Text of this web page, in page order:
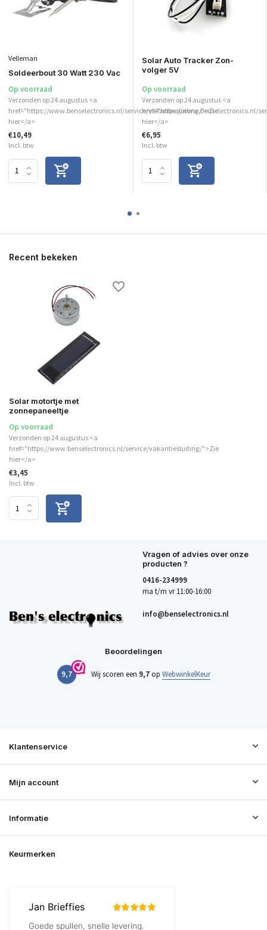
Velleman
Soldeerbout 30 Watt 230 Vac
Op voorraad
Verzonden op 24 augustus <a
href="https://www.benselectronics.nl/service/vakantiesluiting/">Zie
hier</a>
€10,49
Incl. btw
Solar Auto Tracker Zon-
volger 5V
Op voorraad
Verzonden op 24 augustus <a
href="https://www.benselectronics.nl/
hier</a>
€6,95
Incl. btw
Recent bekeken
Solar motortje met
zonnepaneeltje
Op voorraad
Verzonden op 24 augustus <a
href="https://www.benselectronics.nl/service/vakantiesluiting/">Zie
hier</a>
€3,45
Incl. btw
Vragen of advies over onze
producten ?
0416-234999
ma t/m vr 11:00-16:00
info@benselectronics.nl
Beoordelingen
9,7 Wij scoren een 9,7op WebwinkelKeur
Klantenservice
Mijn account
Informatie
Keurmerken